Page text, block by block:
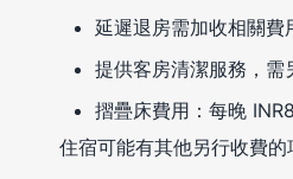
延遲退房需加收相關費
提供客房清潔服務，需
摺疊床費用：每晚
住宿可能有其他另行收費的